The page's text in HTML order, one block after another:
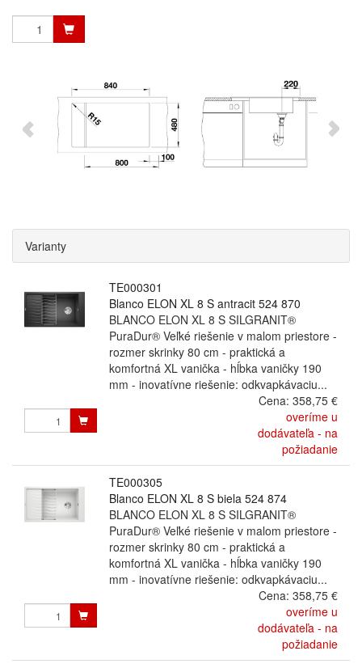
Varianty
TE000301
Blanco ELON XL 8 S antracit 524 870
BLANCO ELON XL 8 S SILGRANIT®
PuraDur® Veľké riešenie v malom priestore -
rozmer skrinky 80 cm - praktická a
komfortná XL vanička - hĺbka vaničky 190
mm - inovatívne riešenie: odkvapkávaciu...
Cena: 358,75 €
overíme u
dodávateľa - na
požiadanie
TE000305
Blanco ELON XL 8 S biela 524 874
BLANCO ELON XL 8 S SILGRANIT®
PuraDur® Veľké riešenie v malom priestore -
rozmer skrinky 80 cm - praktická a
komfortná XL vanička - hĺbka vaničky 190
mm - inovatívne riešenie: odkvapkávaciu...
Cena: 358,75 €
overíme u
dodávateľa - na
požiadanie